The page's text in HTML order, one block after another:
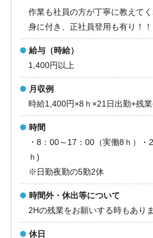
作業も社員の方が丁寧に教えて
身に付き、正社員登用も有り！！
給与（時給）
1,400円以上
月収例
時給1,400円×8ｈ×21日出勤+残
時間
・8：00～17：00（実働8ｈ）
ｈ)
※日勤夜勤の5勤2休
時間外・休出等について
2Hの残業をお願いする時もありま
休日